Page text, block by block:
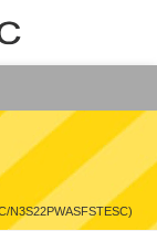
N3S22PWASFSTESC)